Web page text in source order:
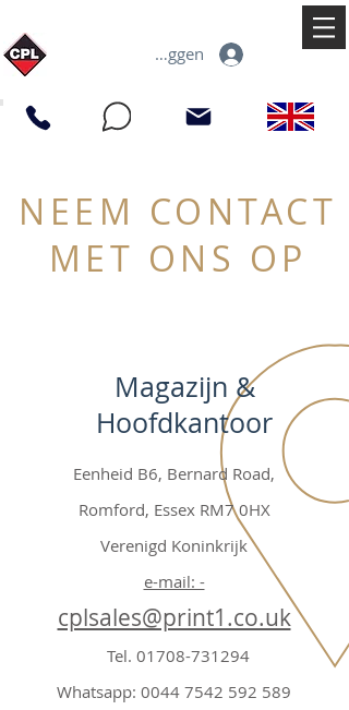
Inloggen
NEEM CONTACT
MET ONS OP
Magazijn &
Hoofdkantoor
Eenheid B6, Bernard Road,
Romford, Essex RM7 0HX
Verenigd Koninkrijk
e-mail: -
cplsales@print1.co.uk
Tel. 01708-731294
Whatsapp: 0044 7542 592 589